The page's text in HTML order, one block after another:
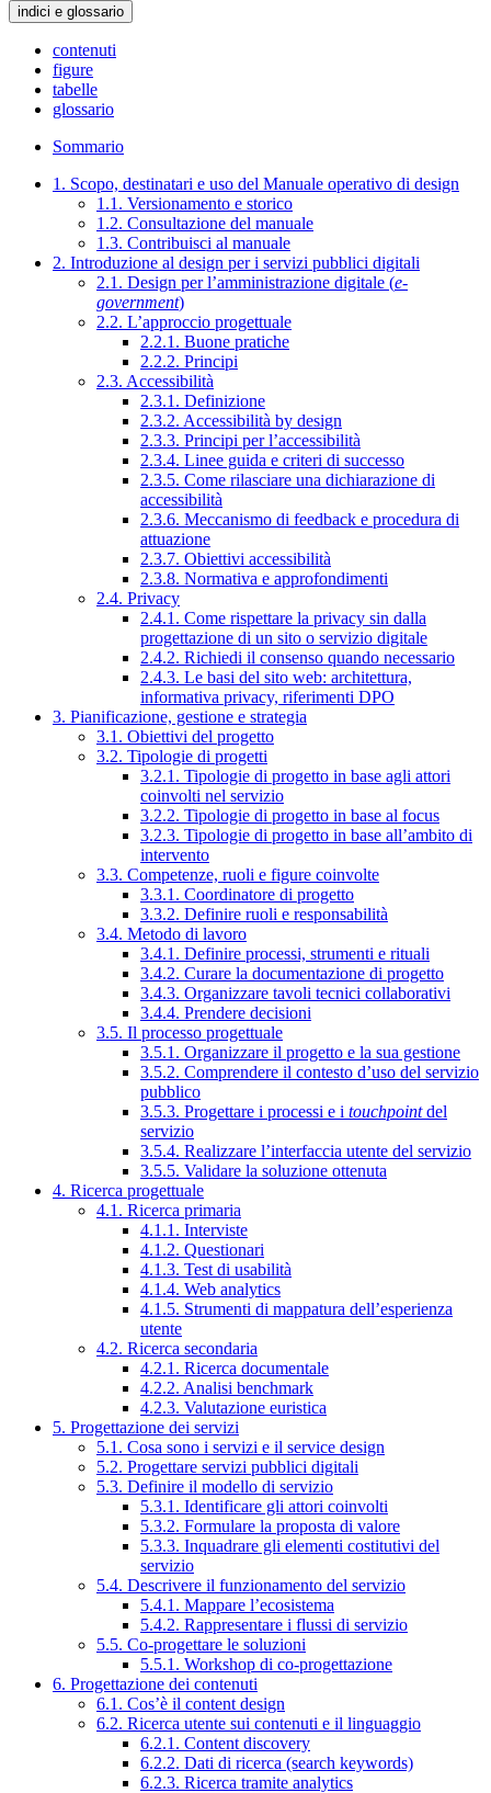
indici e glossario
contenuti
figure
tabelle
glossario
Sommario
1. Scopo, destinatari e uso del Manuale operativo di design
1.1. Versionamento e storico
1.2. Consultazione del manuale
1.3. Contribuisci al manuale
2. Introduzione al design per i servizi pubblici digitali
2.1. Design per l’amministrazione digitale (e-
government)
2.2. L’approccio progettuale
2.2.1. Buone pratiche
2.2.2. Principi
2.3. Accessibilità
2.3.1. Definizione
2.3.2. Accessibilità by design
2.3.3. Principi per l’accessibilità
2.3.4. Linee guida e criteri di successo
2.3.5. Come rilasciare una dichiarazione di
accessibilità
2.3.6. Meccanismo di feedback e procedura di
attuazione
2.3.7. Obiettivi accessibilità
2.3.8. Normativa e approfondimenti
2.4. Privacy
2.4.1. Come rispettare la privacy sin dalla
progettazione di un sito o servizio digitale
2.4.2. Richiedi il consenso quando necessario
2.4.3. Le basi del sito web: architettura,
informativa privacy, riferimenti DPO
3. Pianificazione, gestione e strategia
3.1. Obiettivi del progetto
3.2. Tipologie di progetti
3.2.1. Tipologie di progetto in base agli attori
coinvolti nel servizio
3.2.2. Tipologie di progetto in base al focus
3.2.3. Tipologie di progetto in base all’ambito di
intervento
3.3. Competenze, ruoli e figure coinvolte
3.3.1. Coordinatore di progetto
3.3.2. Definire ruoli e responsabilità
3.4. Metodo di lavoro
3.4.1. Definire processi, strumenti e rituali
3.4.2. Curare la documentazione di progetto
3.4.3. Organizzare tavoli tecnici collaborativi
3.4.4. Prendere decisioni
3.5. Il processo progettuale
3.5.1. Organizzare il progetto e la sua gestione
3.5.2. Comprendere il contesto d’uso del servizio
pubblico
3.5.3. Progettare i processi e i touchpointdel
servizio
3.5.4. Realizzare l’interfaccia utente del servizio
3.5.5. Validare la soluzione ottenuta
4. Ricerca progettuale
4.1. Ricerca primaria
4.1.1. Interviste
4.1.2. Questionari
4.1.3. Test di usabilità
4.1.4. Web analytics
4.1.5. Strumenti di mappatura dell’esperienza
utente
4.2. Ricerca secondaria
4.2.1. Ricerca documentale
4.2.2. Analisi benchmark
4.2.3. Valutazione euristica
5. Progettazione dei servizi
5.1. Cosa sono i servizi e il service design
5.2. Progettare servizi pubblici digitali
5.3. Definire il modello di servizio
5.3.1. Identificare gli attori coinvolti
5.3.2. Formulare la proposta di valore
5.3.3. Inquadrare gli elementi costitutivi del
servizio
5.4. Descrivere il funzionamento del servizio
5.4.1. Mappare l’ecosistema
5.4.2. Rappresentare i flussi di servizio
5.5. Co-progettare le soluzioni
5.5.1. Workshop di co-progettazione
6. Progettazione dei contenuti
6.1. Cos’è il content design
6.2. Ricerca utente sui contenuti e il linguaggio
6.2.1. Content discovery
6.2.2. Dati di ricerca (search keywords)
6.2.3. Ricerca tramite analytics